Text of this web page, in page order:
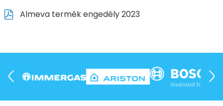
Almeva termék engedély 2023